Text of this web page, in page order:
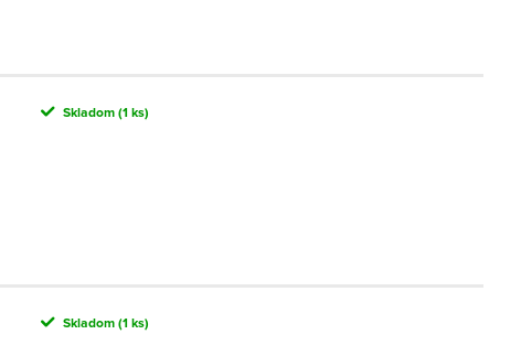
Skladom(1 ks)
Skladom(1 ks)